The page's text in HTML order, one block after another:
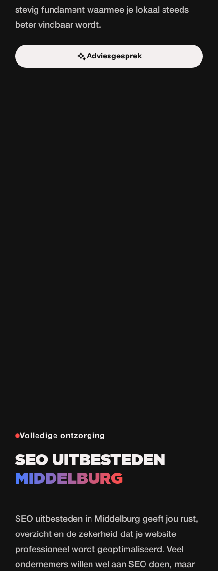
stevig fundament waarmee je lokaal steeds
beter vindbaar wordt.
Adviesgesprek
Start de uitdaging
Volledige ontzorging
SEO UITBESTEDEN
MIDDELBURG
SEO uitbesteden in Middelburg geeft jou rust,
overzicht en de zekerheid dat je website
professioneel wordt geoptimaliseerd. Veel
ondernemers willen wel aan SEO doen, maar